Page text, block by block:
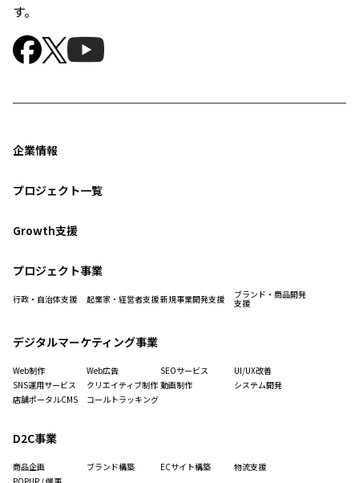
す。
企業情報
プロジェクト一覧
Growth支援
プロジェクト事業
行政・自治体支援 起業家・経営者支援新規事業開発支援 ブランド・商品開発
支援
デジタルマーケティング事業
Web制作 Web広告 SEOサービス
UI/UX改善
SNS運用サービス
クリエイティブ制作 動画制作
システム開発
店舗ポータルCMS
コールトラッキング
D2C事業
商品企画 ブランド構築 ECサイト構築
物流支援